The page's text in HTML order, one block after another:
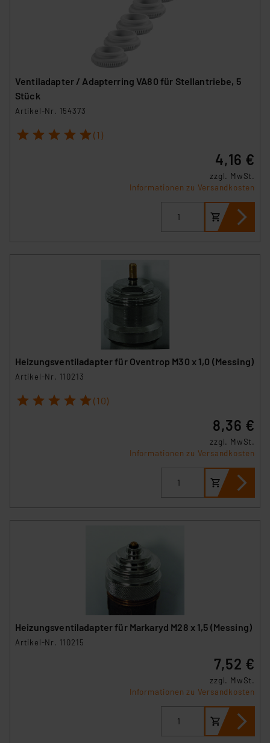
Ventiladapter / Adapterring VA80 für Stellantriebe, 5
Stück
Artikel-Nr. 154373
1 2 3 4 5 (1)
4,16 €
zzgl. MwSt.
Informationen zu Versandkosten
Heizungsventiladapter für Oventrop M30 x 1,0 (Messing)
Artikel-Nr. 110213
1 2 3 4 5 (10)
8,36 €
zzgl. MwSt.
Informationen zu Versandkosten
Heizungsventiladapter für Markaryd M28 x 1,5 (Messing)
Artikel-Nr. 110215
7,52 €
zzgl. MwSt.
Informationen zu Versandkosten